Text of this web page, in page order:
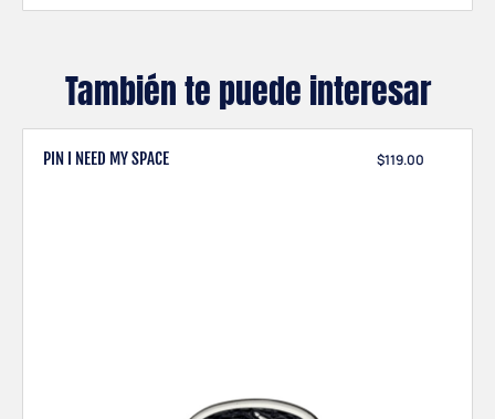
También te puede interesar
PIN I NEED MY SPACE $119.00